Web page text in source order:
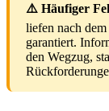
⚠️ Häufiger
liefen nach
garantiert.
den Wegzug,